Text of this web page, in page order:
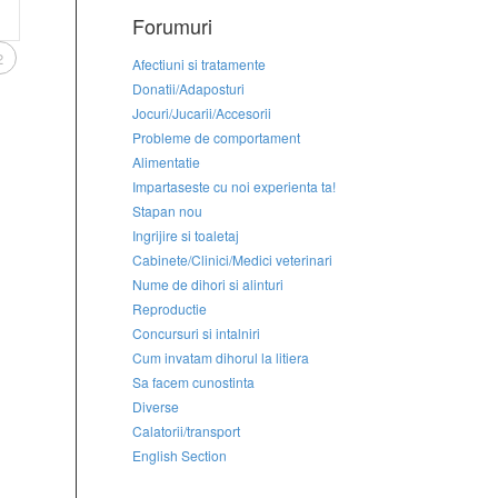
Forumuri
Afectiuni si tratamente
Donatii/Adaposturi
Jocuri/Jucarii/Accesorii
Probleme de comportament
Alimentatie
Impartaseste cu noi experienta ta!
Stapan nou
Ingrijire si toaletaj
Cabinete/Clinici/Medici veterinari
Nume de dihori si alinturi
Reproductie
Concursuri si intalniri
Cum invatam dihorul la litiera
Sa facem cunostinta
Diverse
Calatorii/transport
English Section